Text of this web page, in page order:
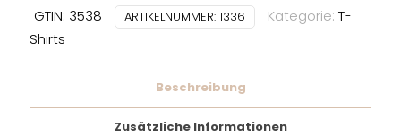
Shirt
Menge
GTIN: 3538 ARTIKELNUMMER: 1336 Kategorie: T-
Shirts
Beschreibung
Zusätzliche Informationen